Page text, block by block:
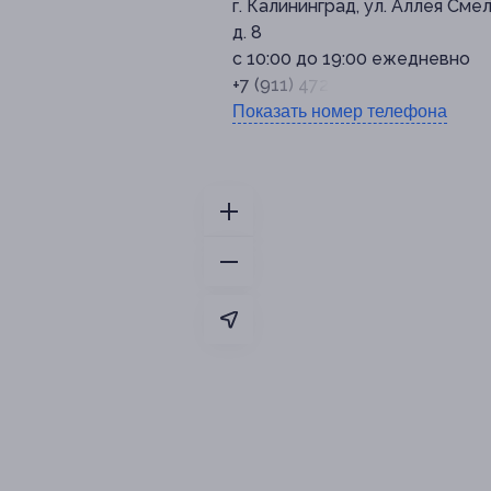
г. Калининград, ул. Аллея
д. 8
с 10:00 до 19:00 ежедневно
+7 (911) 472-51-16
Показать номер телефона